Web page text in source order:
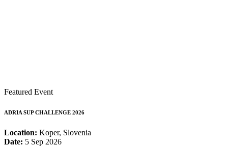
Featured Event
ADRIA SUP CHALLENGE 2026
Location: Koper, Slovenia
Date: 5 Sep 2026